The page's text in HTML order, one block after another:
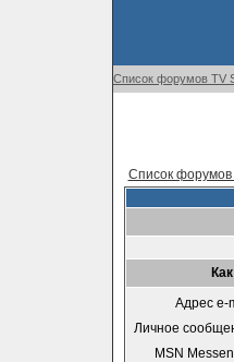
Список форумов TV
Список форумов
Адрес e-
Личное
MSN